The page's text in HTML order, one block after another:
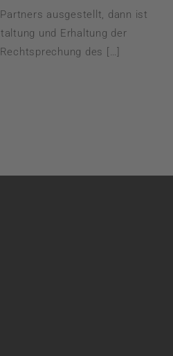
ausgestellt, dann ist
und Erhaltung der
des […]